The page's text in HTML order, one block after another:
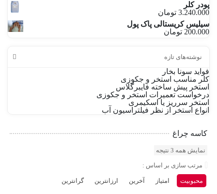
پودر کلر
3.240.000 تومان
سیلیس کریستالی پاک پول
200.000 تومان
نوشته‌های تازه
فواید سونا بخار
کلر مناسب استخر و جکوزی
استخر پیش ساخته فایبرگلاس
درخواست تعمیرات استخر و جکوزی
استخر سرریز یا اسکیمری
انواع استخر از نظر فیلتراسیون آب
کاسه چراغ
مرتب سازی بر اساس :
محبوبیت امتیاز آخرین ارزانترین گرانترین
نمایش همه 3 نتیجه
اساس
محبوبیت